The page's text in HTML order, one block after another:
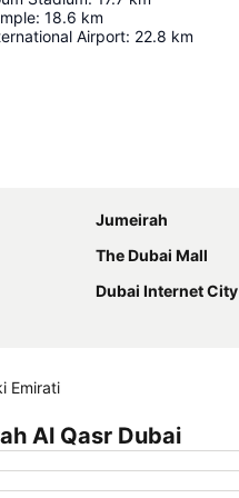
: 18.6 km
Airport: 22.8 km
Jumeirah
The Dubai Mall
Dubai Internet City
Emirati
Al Qasr Dubai